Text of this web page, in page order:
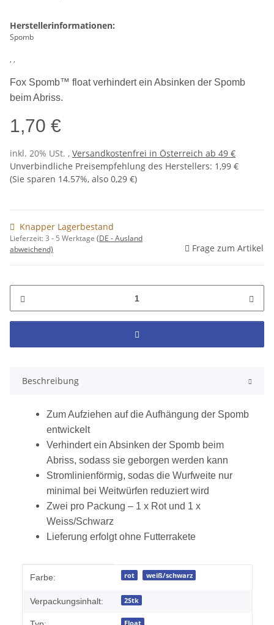
Herstellerinformationen:
Spomb
, ,
Fox Spomb™ float verhindert ein Absinken der Spomb
beim Abriss.
1,70 €
inkl. 20% USt. , Versandkostenfrei in Österreich ab 49 €
Unverbindliche Preisempfehlung des Herstellers: 1,99 €
(Sie sparen 14.57%, also 0,29 €)
Knapper Lagerbestand
Lieferzeit:3 - 5 Werktage (DE - Ausland
abweichend)
Frage zum Artikel
Beschreibung
Zum Aufziehen auf die Aufhängung der Spomb
entwickelt
Verhindert ein Absinken der Spomb beim
Abriss, sodass sie geborgen werden kann
Stromlinienförmig, sodas die Wurfweite nur
minimal bei Weitwürfen reduziert wird
Zwei pro Packung – 1 x Rot und 1 x
Weiss/Schwarz
Lieferung erfolgt ohne Futterrakete
Produkteigenschaft
Wert
Farbe: rot weiß/schwarz
Verpackungsinhalt: 2Stk
Float